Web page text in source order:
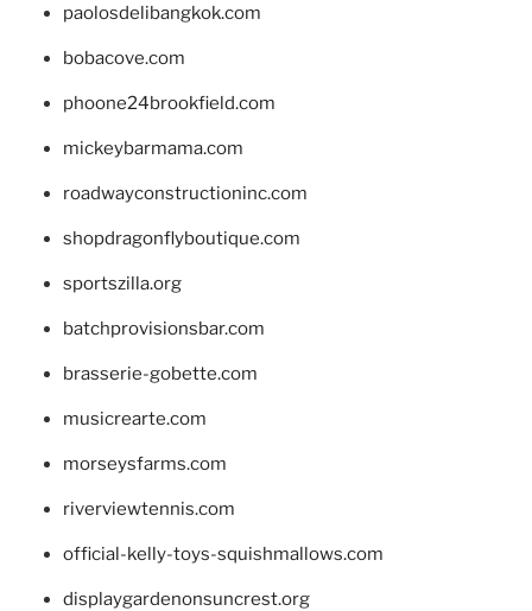
paolosdelibangkok.com
bobacove.com
phoone24brookfield.com
mickeybarmama.com
roadwayconstructioninc.com
shopdragonflyboutique.com
sportszilla.org
batchprovisionsbar.com
brasserie-gobette.com
musicrearte.com
morseysfarms.com
riverviewtennis.com
official-kelly-toys-squishmallows.com
displaygardenonsuncrest.org